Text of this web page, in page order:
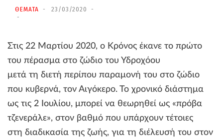
ΘΕΜΑΤΑ 23/03/2020
Στις 22 Μαρτίου 2020, ο Κρόνος έκανε το πρώτο
του πέρασμα στο ζώδιο του Υδροχόου
μετά τη διετή περίπου παραμονή του στο ζώδιο
που κυβερνά, τον Αιγόκερο. Το χρονικό διάστημα
ως τις 2 Ιουλίου, μπορεί να θεωρηθεί ως «πρόβα
τζενεράλε», στον βαθμό που υπάρχουν τέτοιες
στη διαδικασία της ζωής, για τη διέλευσή του στον